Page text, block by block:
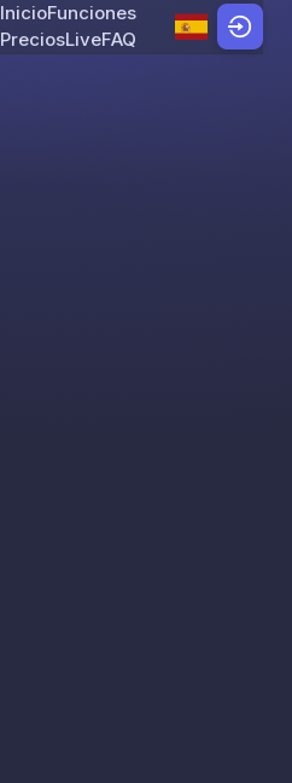
Skip to content
InicioFunciones
PreciosLiveFAQ